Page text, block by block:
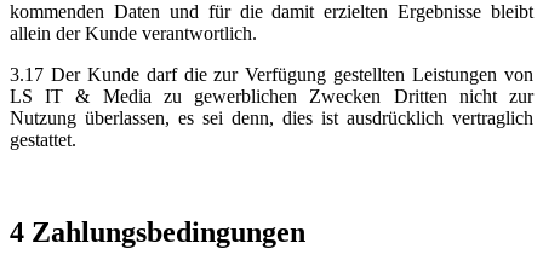
kommenden Daten und für die damit erzielten Ergebnisse bleibt
allein der Kunde verantwortlich.
3.17 Der Kunde darf die zur Verfügung gestellten Leistungen von
LS IT & Media zu gewerblichen Zwecken Dritten nicht zur
Nutzung überlassen, es sei denn, dies ist ausdrücklich vertraglich
gestattet.
4 Zahlungsbedingungen